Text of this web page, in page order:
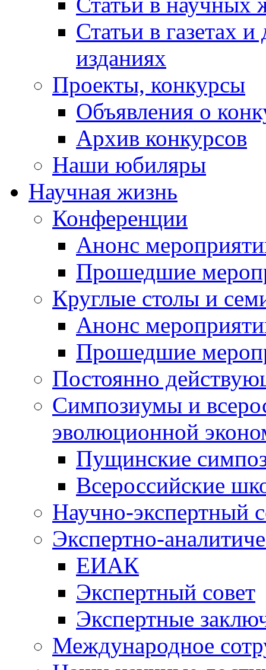
Статьи в газетах
изданиях
Проекты, конкурсы
Объявления о
Архив конкурсов
Наши юбиляры
Научная жизнь
Конференции
Анонс
Прошедшие
Круглые столы и
Анонс
Прошедшие
Постоянно
Симпозиумы и
эволюционной
Пущинские
Всероссийские
Научно-экспертный
Экспертно-
ЕИАК
Экспертный совет
Экспертные
Международное